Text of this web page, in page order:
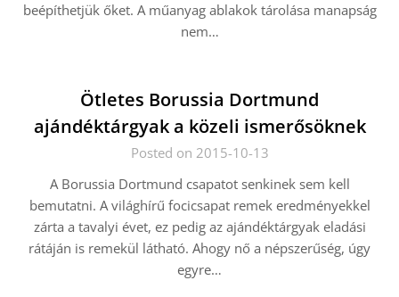
beépíthetjük őket. A műanyag ablakok tárolása manapság
nem…
Ötletes Borussia Dortmund
ajándéktárgyak a közeli ismerősöknek
Posted on 2015-10-13
A Borussia Dortmund csapatot senkinek sem kell
bemutatni. A világhírű focicsapat remek eredményekkel
zárta a tavalyi évet, ez pedig az ajándéktárgyak eladási
rátáján is remekül látható. Ahogy nő a népszerűség, úgy
egyre…